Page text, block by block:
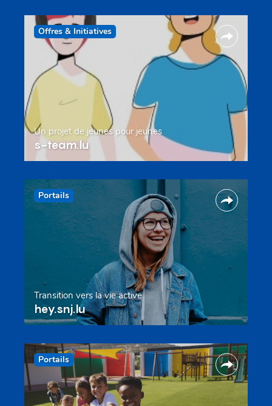
Offres & Initiatives
Un projet de jeunes pour jeunes
s-team.lu
Portails
Transition vers la vie active
hey.snj.lu
Portails